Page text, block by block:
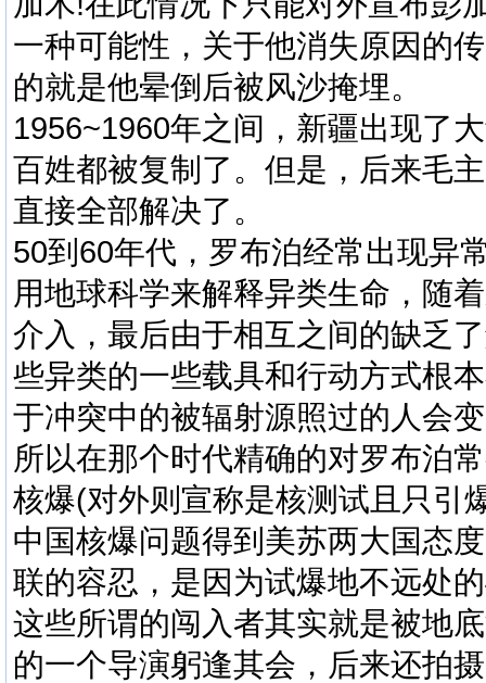
一种可能性，关于他消失原因的
的就是他晕倒后被风沙掩埋。
1956~1960年之间，新疆出现了
百姓都被复制了。但是，后来毛
直接全部解决了。
50到60年代，罗布泊经常出现异
用地球科学来解释异类生命，随
介入，最后由于相互之间的缺乏
些异类的一些载具和行动方式根
于冲突中的被辐射源照过的人会
所以在那个时代精确的对罗布泊
核爆(对外则宣称是核测试且只引
中国核爆问题得到美苏两大国态
联的容忍，是因为试爆地不远处
这些所谓的闯入者其实就是被地
的一个导演躬逢其会，后来还拍